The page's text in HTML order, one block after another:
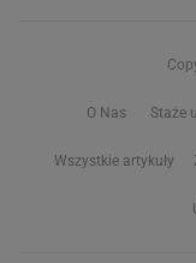
O Nas Staże
Wszystkie artykuły